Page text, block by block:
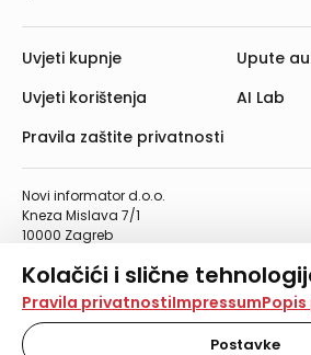
Kolačići i slične
Na našoj web stranici koristimo
tehnologije za pohranu, čitanje i
vašem uređaju. Time poboljšavamo
Pravila privatnostiImpressum
Postavke
Novi informator d.o.o.
Kneza Mislava 7/1
10000 Zagreb
Telefaks: 01/4612-553
info@informator.hr
PRATITE NAS:
Uvjeti kupnje
Uvjeti korištenja
Pravila zaštite privatnosti
Upute
AI Lab